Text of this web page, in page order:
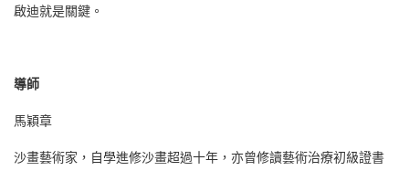
啟迪就是關鍵。
導師
馬穎章
沙畫藝術家，自學進修沙畫超過十年，亦曾修讀藝術治療初級證書